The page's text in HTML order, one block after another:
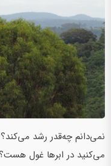
نمی‌دانم چه‌قدر رشد
می‌کنید در ابرها غول